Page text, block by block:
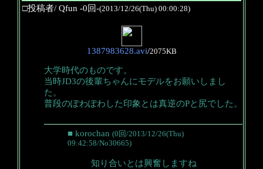
□投稿者/ Qfun -0回-(2013/12/26(Thu) 00:00:28)
1387983628.avi/2075KB
大学時代のものです。
当時JD3の後輩ちゃんにモデルをお願いしまし
た。
普段のぽわぽわした印象とは真逆のPと尻でした。
■ korochan (0回/2013/12/26(Thu)
09:42:58/No30665)
知り合いとは興奮しますね